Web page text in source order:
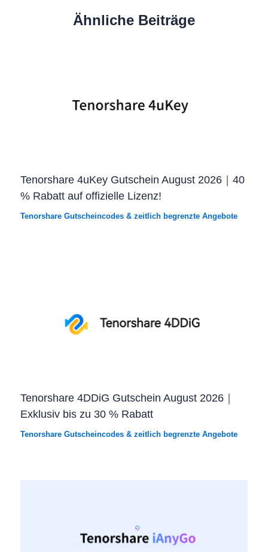
Ähnliche Beiträge
Tenorshare 4uKey Gutschein August 2026｜40
% Rabatt auf offizielle Lizenz!
Tenorshare Gutscheincodes & zeitlich begrenzte Angebote
Tenorshare 4DDiG Gutschein August 2026｜
Exklusiv bis zu 30 % Rabatt
Tenorshare Gutscheincodes & zeitlich begrenzte Angebote